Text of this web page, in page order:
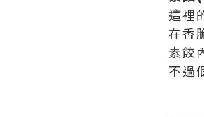
這裡
在香
素餃
不過